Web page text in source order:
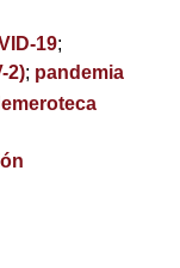
19;
2); pandemia